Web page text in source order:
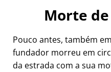
Morte
Pouco antes, também
fundador morreu em
da estrada com a sua